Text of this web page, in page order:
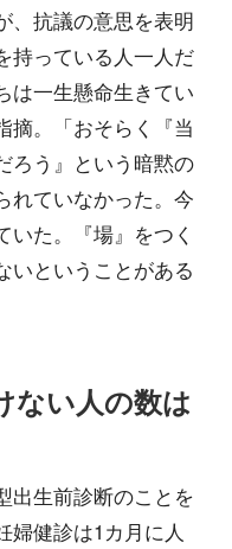
、抗議の意思を表明
持っている人一人だ
は一生懸命生きてい
摘。「おそらく『当
ろう』という暗黙の
れていなかった。今
いた。『場』をつく
いということがある
ない人の数は
出生前診断のことを
婦健診は1カ月に人